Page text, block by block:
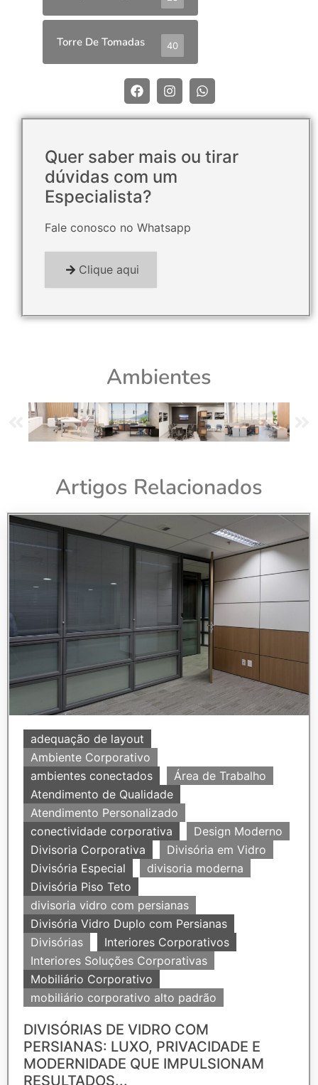
Torre De Tomadas 40
Quer saber mais ou tirar
dúvidas com um
Especialista?
Fale conosco no Whatsapp
Clique aqui
Ambientes
Artigos Relacionados
adequação de layout
Ambiente Corporativo
ambientes conectados
Área de Trabalho
Atendimento de Qualidade
Atendimento Personalizado
conectividade corporativa
Design Moderno
Divisoria Corporativa
Divisória em Vidro
Divisória Especial
divisoria moderna
Divisória Piso Teto
divisoria vidro com persianas
Divisória Vidro Duplo com Persianas
Divisórias
Interiores Corporativos
Interiores Soluções Corporativas
Mobiliário Corporativo
mobiliário corporativo alto padrão
DIVISÓRIAS DE VIDRO COM
PERSIANAS: LUXO, PRIVACIDADE E
MODERNIDADE QUE IMPULSIONAM
RESULTADOS...